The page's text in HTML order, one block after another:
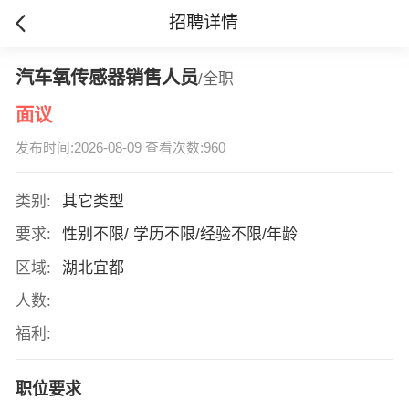
招聘详情
汽车氧传感器销售人员/全职
面议
发布时间:2026-08-09 查看次数:960
类别:
其它类型
要求:
性别不限/ 学历不限/经验不限/年龄
区域:
湖北宜都
人数:
福利:
职位要求